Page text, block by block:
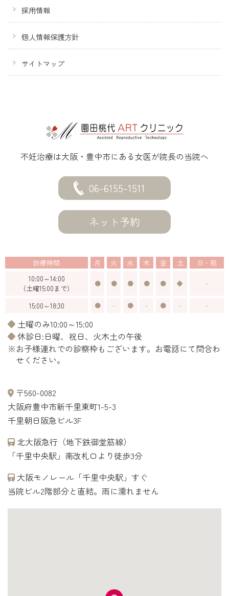
採用情報
個人情報保護方針
サイトマップ
不妊治療は大阪・豊中市にある女医が院長の当院へ
06-6155-1511
ネット予約
診療時間 月 火 水 木 金 土
日・祝
10:00～14:00
（土曜15:00まで）
● ● ● ● ● ◆ -
15:00～18:30 ● - ● - ● - -
◆土曜のみ10:00～15:00
◆休診日:日曜、祝日、火木土の午後
※お子様連れでの診察枠もございます。お電話にて問合わ
せください。
〒560-0082
大阪府豊中市新千里東町1-5-3
千里朝日阪急ビル3F
北大阪急行（地下鉄御堂筋線）
「千里中央駅」南改札口より徒歩3分
大阪モノレール「千里中央駅」すぐ
当院ビル2階部分と直結。雨に濡れません